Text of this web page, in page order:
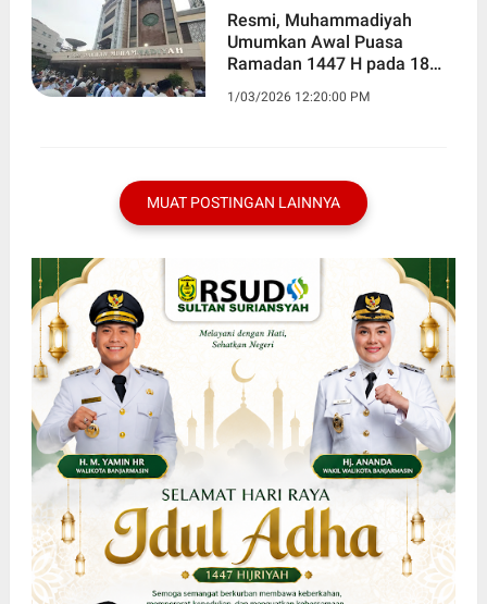
Resmi, Muhammadiyah
Umumkan Awal Puasa
Ramadan 1447 H pada 18
1/03/2026 12:20:00 PM
MUAT POSTINGAN LAINNYA